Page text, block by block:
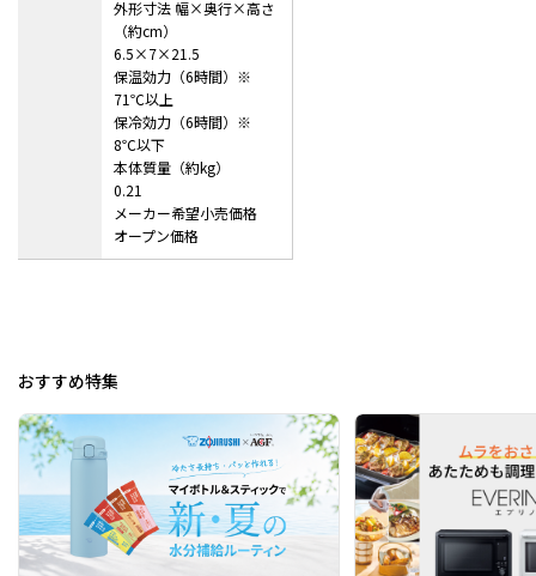
外形寸法 幅×奥行×高さ
（約cm）
6.5×7×21.5
保温効力（6時間）※
71℃以上
保冷効力（6時間）※
8℃以下
本体質量（約kg）
0.21
メーカー希望小売価格
オープン価格
おすすめ特集